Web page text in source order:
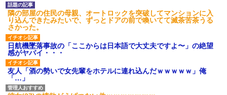
隣の部屋の住民の母親、オートロックを突破してマンションに入
り込んできたみたいで、ずっとドアの前で喚いてて滅茶苦茶うる
さかった。
日航機墜落事故の「ここからは日本語で大丈夫ですよ〜」の絶望
感がヤバイ・・・
友人「酒の勢いで女先輩をホテルに連れ込んだｗｗｗｗｗ」俺
「…」